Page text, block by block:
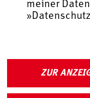
meiner
ZUR